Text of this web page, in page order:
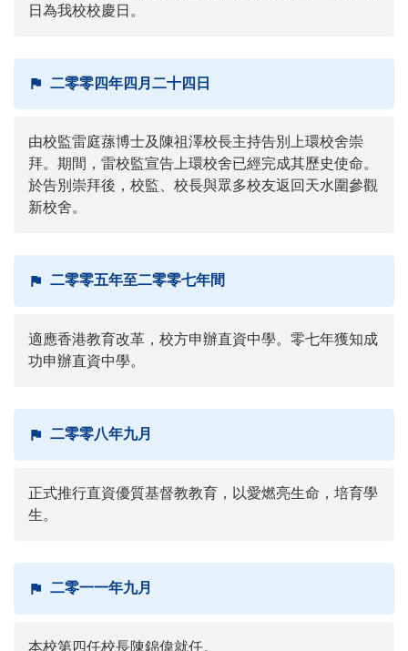
日為我校校慶日。
二零零四年四月二十四日
由校監雷庭蓀博士及陳祖澤校長主持告別上環校舍崇
拜。期間，雷校監宣告上環校舍已經完成其歷史使命。
於告別崇拜後，校監、校長與眾多校友返回天水圍參觀
新校舍。
二零零五年至二零零七年間
適應香港教育改革，校方申辦直資中學。零七年獲知成
功申辦直資中學。
二零零八年九月
正式推行直資優質基督教教育，以愛燃亮生命，培育學
生。
二零一一年九月
本校第四任校長陳錦偉就任。